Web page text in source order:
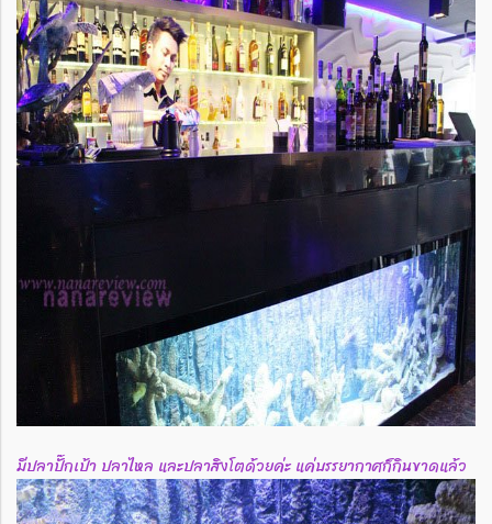
มีปลาปั๊กเป้า ปลาไหล และปลาสิงโตด้วยค่ะ แค่บรรยากาศก็กินขาดแล้ว